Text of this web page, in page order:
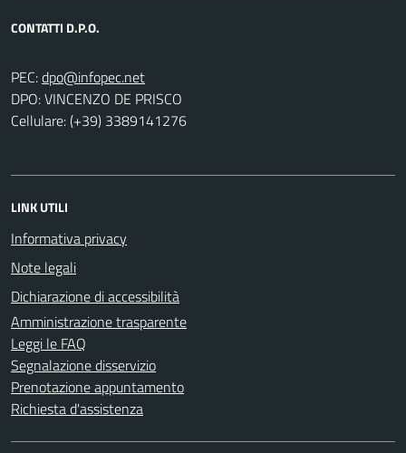
CONTATTI D.P.O.
PEC:
DPO: VINCENZO DE PRISCO
Cellulare: (+39) 3389141276
LINK UTILI
Informativa privacy
Note legali
Dichiarazione di accessibilità
Amministrazione trasparente
Leggi le FAQ
Segnalazione disservizio
Prenotazione appuntamento
Richiesta d'assistenza